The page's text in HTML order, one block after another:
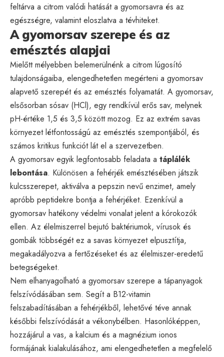
feltárva a citrom valódi hatását a gyomorsavra és az
egészségre, valamint eloszlatva a tévhiteket.
A gyomorsav szerepe és az
emésztés alapjai
Mielőtt mélyebben belemerülnénk a citrom lúgosító
tulajdonságaiba, elengedhetetlen megérteni a gyomorsav
alapvető szerepét és az emésztés folyamatát. A gyomorsav,
elsősorban sósav (HCl), egy rendkívül erős sav, melynek
pH-értéke 1,5 és 3,5 között mozog. Ez az extrém savas
környezet létfontosságú az emésztés szempontjából, és
számos kritikus funkciót lát el a szervezetben.
A gyomorsav egyik legfontosabb feladata a táplálék
lebontása. Különösen a fehérjék emésztésében játszik
kulcsszerepet, aktiválva a pepszin nevű enzimet, amely
apróbb peptidekre bontja a fehérjéket. Ezenkívül a
gyomorsav hatékony védelmi vonalat jelent a kórokozók
ellen. Az élelmiszerrel bejutó baktériumok, vírusok és
gombák többségét ez a savas környezet elpusztítja,
megakadályozva a fertőzéseket és az élelmiszer-eredetű
betegségeket.
Nem elhanyagolható a gyomorsav szerepe a tápanyagok
felszívódásában sem. Segít a B12-vitamin
felszabadításában a fehérjékből, lehetővé téve annak
későbbi felszívódását a vékonybélben. Hasonlóképpen,
hozzájárul a vas, a kalcium és a magnézium ionos
formájának kialakulásához, ami elengedhetetlen a megfelelő